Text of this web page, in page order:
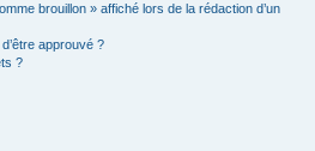
brouillon » affiché lors de la rédaction d’un
approuvé ?
?